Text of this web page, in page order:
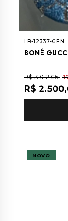
LB-12337-GEN
BONÉ
R$ 3.012,05
R$
NOVO